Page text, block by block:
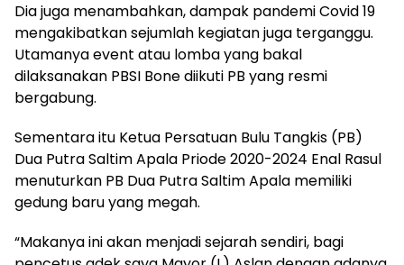
Dia juga menambahkan, dampak pandemi Covid 19
mengakibatkan sejumlah kegiatan juga terganggu.
Utamanya event atau lomba yang bakal
dilaksanakan PBSI Bone diikuti PB yang resmi
bergabung.
Sementara itu Ketua Persatuan Bulu Tangkis (PB)
Dua Putra Saltim Apala Priode 2020-2024 Enal Rasul
menuturkan PB Dua Putra Saltim Apala memiliki
gedung baru yang megah.
“Makanya ini akan menjadi sejarah sendiri, bagi